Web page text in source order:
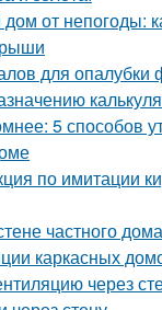
от непогоды:
для опалубки
5 способов
по имитации
частного
каркасных
через